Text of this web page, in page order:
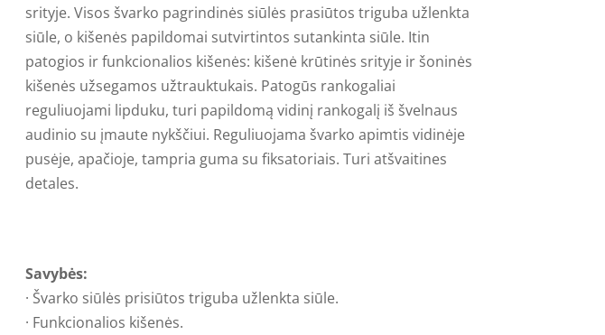
srityje. Visos švarko pagrindinės siūlės prasiūtos triguba užlenkta
siūle, o kišenės papildomai sutvirtintos sutankinta siūle. Itin
patogios ir funkcionalios kišenės: kišenė krūtinės srityje ir šoninės
kišenės užsegamos užtrauktukais. Patogūs rankogaliai
reguliuojami lipduku, turi papildomą vidinį rankogalį iš švelnaus
audinio su įmaute nykščiui. Reguliuojama švarko apimtis vidinėje
pusėje, apačioje, tampria guma su fiksatoriais. Turi atšvaitines
detales.
Savybės:
· Švarko siūlės prisiūtos triguba užlenkta siūle.
· Funkcionalios kišenės.